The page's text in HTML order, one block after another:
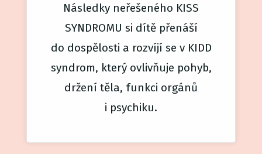
Následky neřešeného KISS
SYNDROMU si dítě přenáší
do dospělosti a rozvíjí se v KIDD
syndrom, který ovlivňuje pohyb,
držení těla, funkci orgánů
i psychiku.